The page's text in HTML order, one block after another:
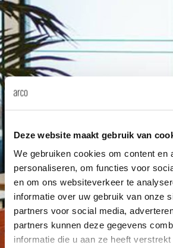
Deze website maakt gebruik van
We gebruiken cookies om content en
personaliseren, om functies voor
en om ons websiteverkeer te
informatie over uw gebruik van onze
partners voor social media,
partners kunnen deze gegevens
informatie die u aan ze heeft
Kollektion
Über Arco